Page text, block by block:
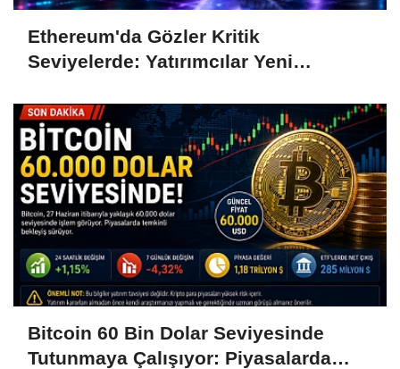
Ethereum'da Gözler Kritik
Seviyelerde: Yatırımcılar Yeni
Bitcoin 60 Bin Dolar Seviyesinde
Tutunmaya Çalışıyor: Piyasalarda